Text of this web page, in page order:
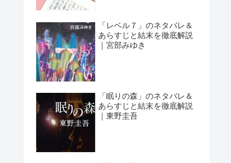
「レベル７」のネタバレ＆
あらすじと結末を徹底解説
｜宮部みゆき
「眠りの森」のネタバレ＆
あらすじと結末を徹底解説
｜東野圭吾